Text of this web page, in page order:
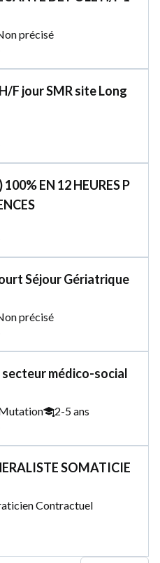
précisé
F jour SMR site Long
EN 12 HEURES P
Séjour Gériatrique
précisé
médico-social
2-5 ans
SOMATICIE
Contractuel